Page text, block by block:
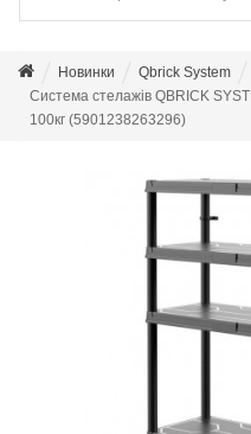
Новинки
Qbrick System
Система стелажів QBRICK
100кг (5901238263296)